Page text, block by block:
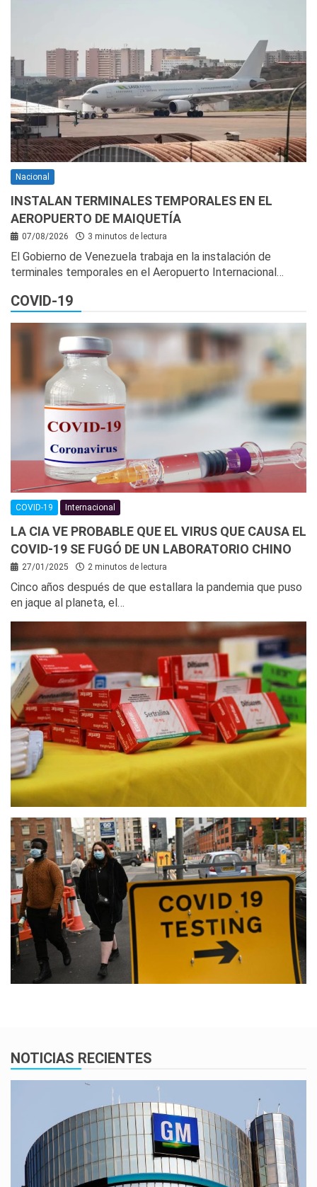
Nacional
INSTALAN TERMINALES TEMPORALES EN EL
AEROPUERTO DE MAIQUETÍA
07/08/2026 3 minutos de lectura
El Gobierno de Venezuela trabaja en la instalación de
terminales temporales en el Aeropuerto Internacional…
COVID-19
COVID-19 Internacional
LA CIA VE PROBABLE QUE EL VIRUS QUE CAUSA EL
COVID-19 SE FUGÓ DE UN LABORATORIO CHINO
27/01/2025 2 minutos de lectura
Cinco años después de que estallara la pandemia que puso
en jaque al planeta, el…
NOTICIAS RECIENTES